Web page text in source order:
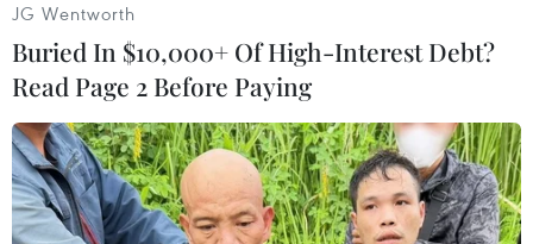
#Luyện thi
#Thí sinh Đặng Thị Huyền
#Đạt giải quốc gia vẫn trượt đại học
JG Wentworth
Buried In $10,000+ Of High-Interest Debt?
Read Page 2 Before Paying